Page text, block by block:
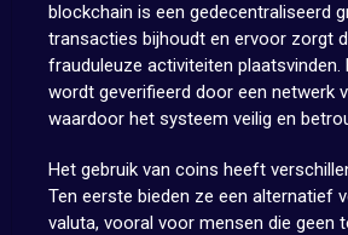
blockchain is een gedecentraliseerd
transacties bijhoudt en ervoor zorgt
frauduleuze activiteiten plaatsvinden.
wordt geverifieerd door een netwerk
waardoor het systeem veilig en
Het gebruik van coins heeft
Ten eerste bieden ze een alternatief
valuta, vooral voor mensen die geen